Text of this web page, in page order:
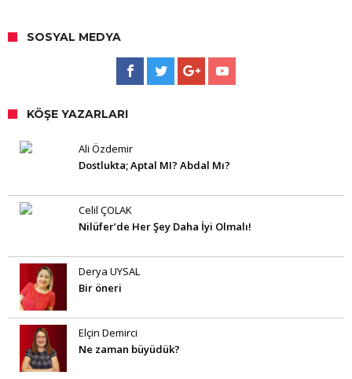
SOSYAL MEDYA
KÖŞE YAZARLARI
Ali Özdemir
Dostlukta; Aptal MI? Abdal Mı?
Celil ÇOLAK
Nilüfer’de Her Şey Daha İyi Olmalı!
Derya UYSAL
Bir öneri
Elçin Demirci
Ne zaman büyüdük?